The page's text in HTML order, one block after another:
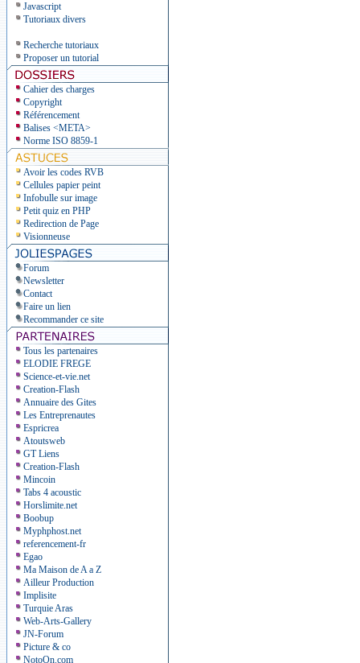
Javascript
Tutoriaux divers
Recherche tutoriaux
Proposer un tutorial
Cahier des charges
Copyright
Référencement
Balises <META>
Norme ISO 8859-1
Avoir les codes RVB
Cellules papier peint
Infobulle sur image
Petit quiz en PHP
Redirection de Page
Visionneuse
Forum
Newsletter
Contact
Faire un lien
Recommander ce site
Tous les partenaires
ELODIE FREGE
Science-et-vie.net
Creation-Flash
Annuaire des Gites
Les Entreprenautes
Espricrea
Atoutsweb
GT Liens
Creation-Flash
Mincoin
Tabs 4 acoustic
Horslimite.net
Boobup
Myphphost.net
referencement-fr
Egao
Ma Maison de A a Z
Ailleur Production
Implisite
Turquie Aras
Web-Arts-Gallery
JN-Forum
Picture & co
NotoOn.com